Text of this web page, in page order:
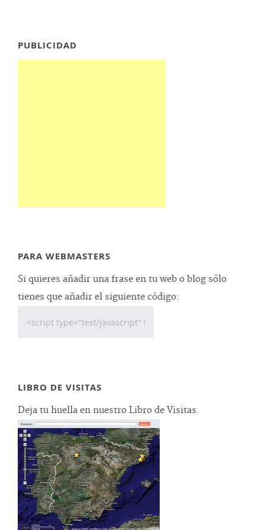
PUBLICIDAD
PARA WEBMASTERS
Si quieres añadir una frase en tu web o blog sólo
tienes que añadir el siguiente código:
LIBRO DE VISITAS
Deja tu huella en nuestro Libro de Visitas.